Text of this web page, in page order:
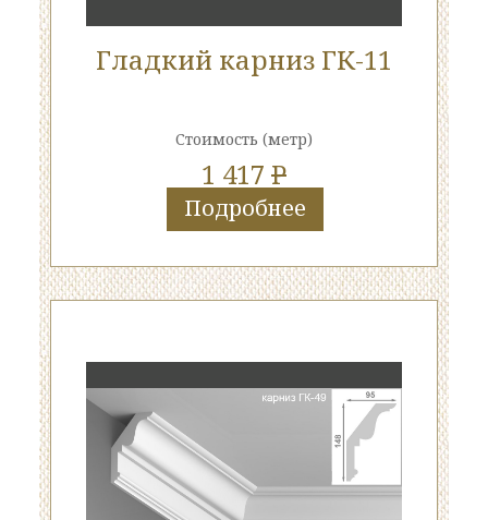
Гладкий карниз ГК-11
Стоимость (метр)
1 417 P
Подробнее